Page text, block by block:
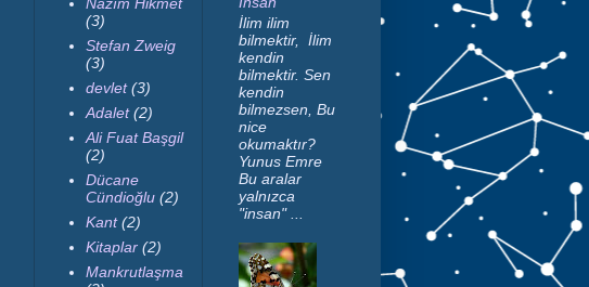
(3)
Stefan Zweig
(3)
devlet (3)
Adalet (2)
Ali Fuat Başgil
(2)
Dücane
Cündioğlu (2)
Kant (2)
Kitaplar (2)
Mankrutlaşma
İlim ilim
bilmektir, İlim
kendin
bilmektir. Sen
kendin
bilmezsen, Bu
nice
okumaktır?
Yunus Emre
Bu aralar
yalnızca
"insan" ...